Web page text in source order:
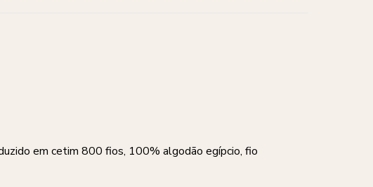
em cetim 800 fios, 100% algodão egípcio, fio